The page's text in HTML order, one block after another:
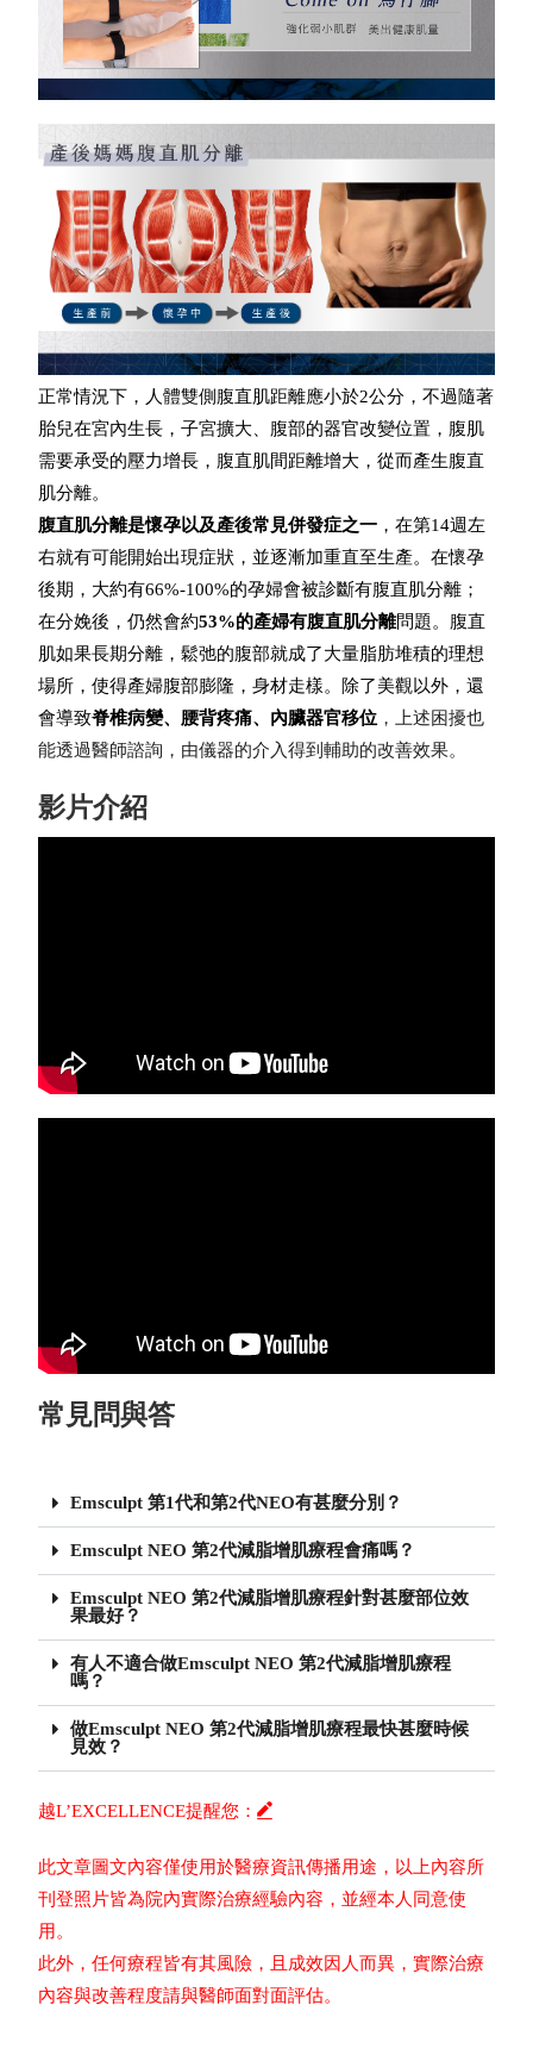
正常情況下，人體雙側腹直肌距離應小於2公分，不過隨著
胎兒在宮內生長，子宮擴大、腹部的器官改變位置，腹肌
需要承受的壓力增長，腹直肌間距離增大，從而產生腹直
肌分離。
腹直肌分離是懷孕以及產後常見併發症之一 ，在第14週左
右就有可能開始出現症狀，並逐漸加重直至生產。在懷孕
後期，大約有66%-100%的孕婦會被診斷有腹直肌分離；
在分娩後，仍然會約53%的產婦有腹直肌分離問題。 腹直
肌如果長期分離，鬆弛的腹部就成了大量脂肪堆積的理想
場所，使得產婦腹部膨隆，身材走樣。除了美觀以外，還
會導致脊椎病變、腰背疼痛、內臟器官移位 ，上述困擾也
能透過醫師諮詢，由儀器的介入得到輔助的改善效果。
影片介紹
常見問與答
Emsculpt 第1代和第2代NEO有甚麼分別？
Emsculpt NEO 第2代減脂增肌療程會痛嗎？
Emsculpt NEO 第2代減脂增肌療程針對甚麼部位效
果最好？
有人不適合做Emsculpt NEO 第2代減脂增肌療程
嗎？
做Emsculpt NEO 第2代減脂增肌療程最快甚麼時候
見效？
越L’EXCELLENCE提醒您：
此文章圖文內容僅使用於醫療資訊傳播用途，以上內容所
刊登照片皆為院內實際治療經驗內容，並經本人同意使
用。
此外，任何療程皆有其風險，且成效因人而異，實際治療
內容與改善程度請與醫師面對面評估。